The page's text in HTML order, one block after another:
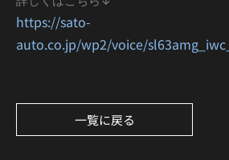
https://sato-
auto.co.jp/wp2/voice/
一覧に戻る